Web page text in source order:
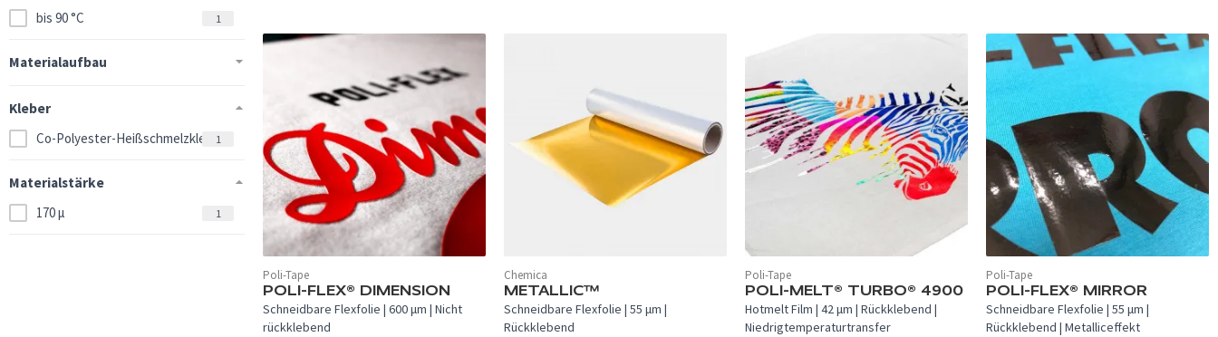
bis 90 °C 1
Materialaufbau
Viskose
Polyamid
PVC
Kleber
Co-Polyester-Heißschmelzkleber
1
Materialstärke
170 µ
1
In 8 Farben verfügbar.
Poli-Tape
POLI-FLEX® DIMENSION
Schneidbare Flexfolie | 600 µm | Nicht
rückklebend
In 2 Farben verfügbar.
Chemica
METALLIC™
Schneidbare Flexfolie | 55 µm |
Rückklebend
Poli-Tape
POLI-MELT® TURBO® 4900
Hotmelt Film | 42 µm | Rückklebend |
Niedrigtemperaturtransfer
In 5 Farben verfügbar.
Poli-Tape
POLI-FLEX® MIRROR
Schneidbare Flexfolie | 55 µm |
Rückklebend | Metalliceffekt